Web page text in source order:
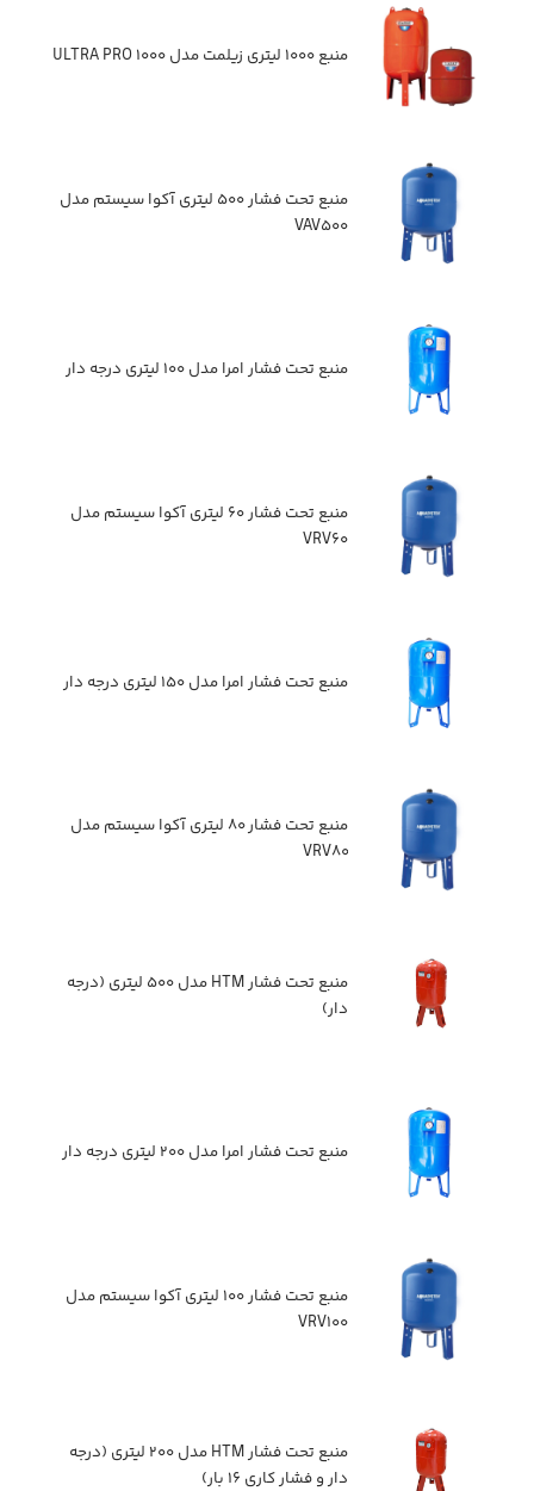
منبع ۱۰۰۰ لیتری زیلمت مدل ULTRA PRO ۱۰۰۰
منبع تحت فشار ۵۰۰ لیتری آکوا سیستم مدل
VAV۵۰۰
منبع تحت فشار امرا مدل ۱۰۰ لیتری درجه دار
منبع تحت فشار ۶۰ لیتری آکوا سیستم مدل
VRV۶۰
منبع تحت فشار امرا مدل ۱۵۰ لیتری درجه دار
منبع تحت فشار ۸۰ لیتری آکوا سیستم مدل
VRV۸۰
منبع تحت فشار HTM مدل ۵۰۰ لیتری (درجه
دار)
منبع تحت فشار امرا مدل ۲۰۰ لیتری درجه دار
منبع تحت فشار ۱۰۰ لیتری آکوا سیستم مدل
VRV۱۰۰
منبع تحت فشار HTM مدل ۲۰۰ لیتری (درجه
دار و فشار کاری ۱۶ بار)